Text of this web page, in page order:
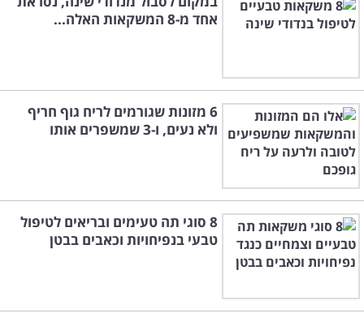
אחד מ-8 המשקאות האלה...
6 מזונות שגורמים לריח גוף חריף
ולא נעים, ו-3 שמשפרים אותו
8 סוגי תה טעימים ובריאים לטיפול
טבעי בנפיחויות וכאבים בבטן